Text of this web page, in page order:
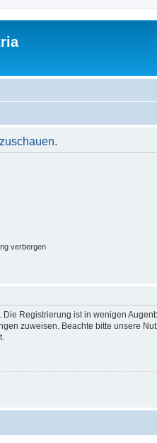
verbergen
Registrierung ist in wenigen
zuweisen. Beachte bitte unsere